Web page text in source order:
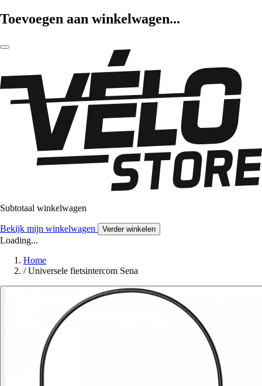
Toevoegen aan winkelwagen...
Subtotaal winkelwagen
Bekijk mijn winkelwagen Verder winkelen
Loading...
Home
/ Universele fietsintercom Sena